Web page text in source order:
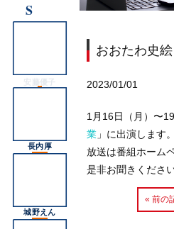
S
安藤優子
長内厚
城野えん
おおたわ史
2023/01/01
1月16日（月）〜
業」に出演します。
放送は番組ホーム
是非お聞きください
« 前の